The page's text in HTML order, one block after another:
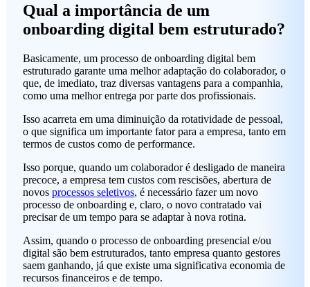
Qual a importância de um
onboarding digital bem estruturado?
Basicamente, um processo de onboarding digital bem
estruturado garante uma melhor adaptação do colaborador, o
que, de imediato, traz diversas vantagens para a companhia,
como uma melhor entrega por parte dos profissionais.
Isso acarreta em uma diminuição da rotatividade de pessoal,
o que significa um importante fator para a empresa, tanto em
termos de custos como de performance.
Isso porque, quando um colaborador é desligado de maneira
precoce, a empresa tem custos com rescisões, abertura de
novos processos seletivos, é necessário fazer um novo
processo de onboarding e, claro, o novo contratado vai
precisar de um tempo para se adaptar à nova rotina.
Assim, quando o processo de onboarding presencial e/ou
digital são bem estruturados, tanto empresa quanto gestores
saem ganhando, já que existe uma significativa economia de
recursos financeiros e de tempo.